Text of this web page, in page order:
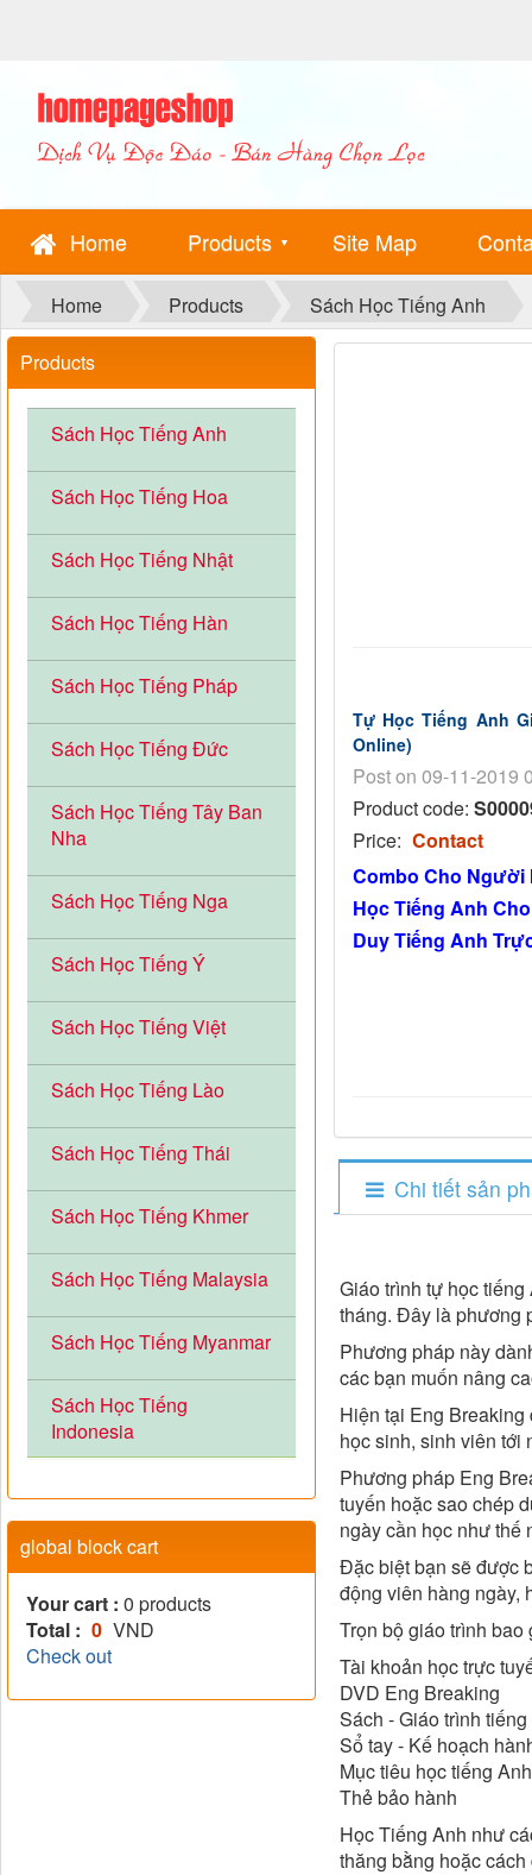
Home Products ▼ Site Map
Home Products Sách Học Tiếng Anh
Tự Học Tiếng Anh
Online)
Post on 09-11-2019
Product code:
Price: Contact
Combo Cho Người
Học Tiếng Anh
Duy Tiếng Anh
Chi tiết sản
Giáo trình tự học
tháng. Đây là phương
Phương pháp này
các bạn muốn nâng
Hiện tại Eng
học sinh, sinh viên tới
Phương pháp Eng
tuyến hoặc sao chép
ngày cần học như thế
Đặc biệt bạn sẽ được
động viên hàng ngày,
Trọn bộ giáo trình bao
​Tài khoản học trực
DVD Eng Breaking
Sách - Giáo trình
Sổ tay - Kế hoạch
Mục tiêu học tiếng Anh
Thẻ bảo hành
Học Tiếng Anh như
thăng bằng hoặc
Products
Sách Học Tiếng Anh
Sách Học Tiếng Hoa
Sách Học Tiếng Nhật
Sách Học Tiếng Hàn
Sách Học Tiếng Pháp
Sách Học Tiếng Đức
Sách Học Tiếng Tây Ban
Nha
Sách Học Tiếng Nga
Sách Học Tiếng Ý
Sách Học Tiếng Việt
Sách Học Tiếng Lào
Sách Học Tiếng Thái
Sách Học Tiếng Khmer
Sách Học Tiếng Malaysia
Sách Học Tiếng Myanmar
Sách Học Tiếng
Indonesia
global block cart
Your cart : 0 products
Total : 0 VND
Check out